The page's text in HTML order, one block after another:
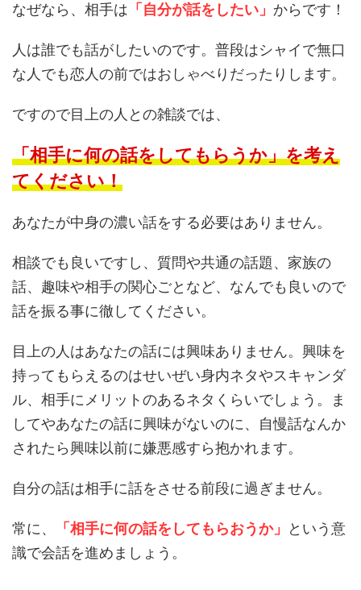
なぜなら、相手は 「自分が話をしたい」 からです！
人は誰でも話がしたいのです。普段はシャイで無口
な人でも恋人の前ではおしゃべりだったりします。
ですので目上の人との雑談では、
「相手に何の話をしてもらうか」を考え
てください！
あなたが中身の濃い話をする必要はありません。
相談でも良いですし、質問や共通の話題、家族の
話、趣味や相手の関心ごとなど、なんでも良いので
話を振る事に徹してください。
目上の人はあなたの話には興味ありません。興味を
持ってもらえるのはせいぜい身内ネタやスキャンダ
ル、相手にメリットのあるネタくらいでしょう。ま
してやあなたの話に興味がないのに、自慢話なんか
されたら興味以前に嫌悪感すら抱かれます。
自分の話は相手に話をさせる前段に過ぎません。
常に、 「相手に何の話をしてもらおうか」
という意
識で会話を進めましょう。